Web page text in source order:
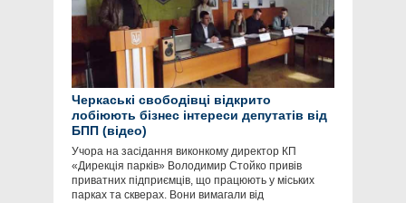
Черкаські свободівці відкрито
лобіюють бізнес інтереси депутатів від
БПП (відео)
Учора на засідання виконкому директор КП
«Дирекція парків» Володимир Стойко привів
приватних підприємців, що працюють у міських
парках та скверах. Вони вимагали від